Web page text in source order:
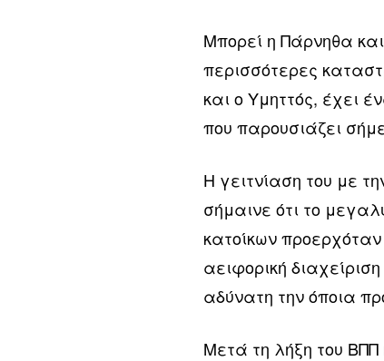
Μπορεί η Πάρνηθα
περισσότερες
και ο Υμηττός, έχει
που παρουσιάζει
Η γειτνίαση του με
σήμαινε ότι το
κατοίκων
αειφορική
αδύνατη την όποια
Μετά τη λήξη του ΒΠΠ